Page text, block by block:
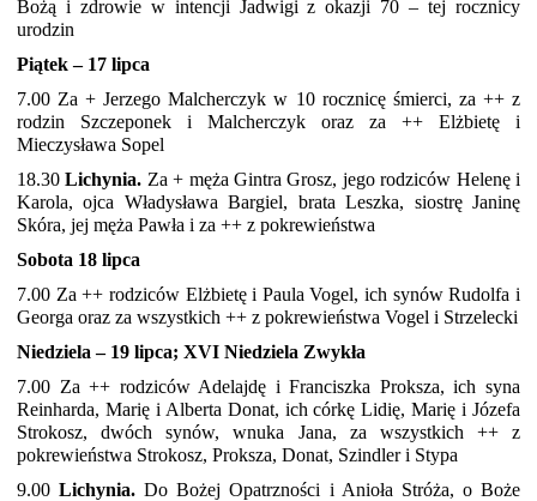
Bożą i zdrowie w intencji Jadwigi z okazji 70 – tej rocznicy
urodzin
Piątek – 17 lipca
7.00 Za + Jerzego Malcherczyk w 10 rocznicę śmierci, za ++ z
rodzin Szczeponek i Malcherczyk oraz za ++ Elżbietę i
Mieczysława Sopel
18.30Lichynia. Za + męża Gintra Grosz, jego rodziców Helenę i
Karola, ojca Władysława Bargiel, brata Leszka, siostrę Janinę
Skóra, jej męża Pawła i za ++ z pokrewieństwa
Sobota 18 lipca
7.00 Za ++ rodziców Elżbietę i Paula Vogel, ich synów Rudolfa i
Georga oraz za wszystkich ++ z pokrewieństwa Vogel i Strzelecki
Niedziela – 19 lipca; XVI Niedziela Zwykła
7.00 Za ++ rodziców Adelajdę i Franciszka Proksza, ich syna
Reinharda, Marię i Alberta Donat, ich córkę Lidię, Marię i Józefa
Strokosz, dwóch synów, wnuka Jana, za wszystkich ++ z
pokrewieństwa Strokosz, Proksza, Donat, Szindler i Stypa
9.00Lichynia. Do Bożej Opatrzności i Anioła Stróża, o Boże